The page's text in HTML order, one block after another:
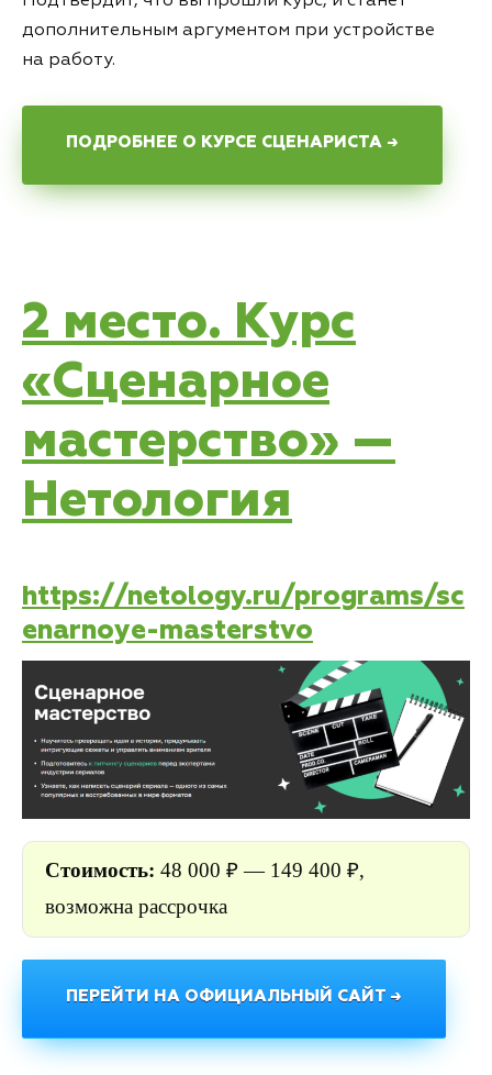
дополнительным аргументом при устройстве
на работу.
ПОДРОБНЕЕ О КУРСЕ СЦЕНАРИСТА →
2 место. Курс
«Сценарное
мастерство» —
Нетология
https://netology.ru/programs/sc
enarnoye-masterstvo
Стоимость: 48 000 ₽ — 149 400 ₽,
возможна рассрочка
ПЕРЕЙТИ НА ОФИЦИАЛЬНЫЙ САЙТ →